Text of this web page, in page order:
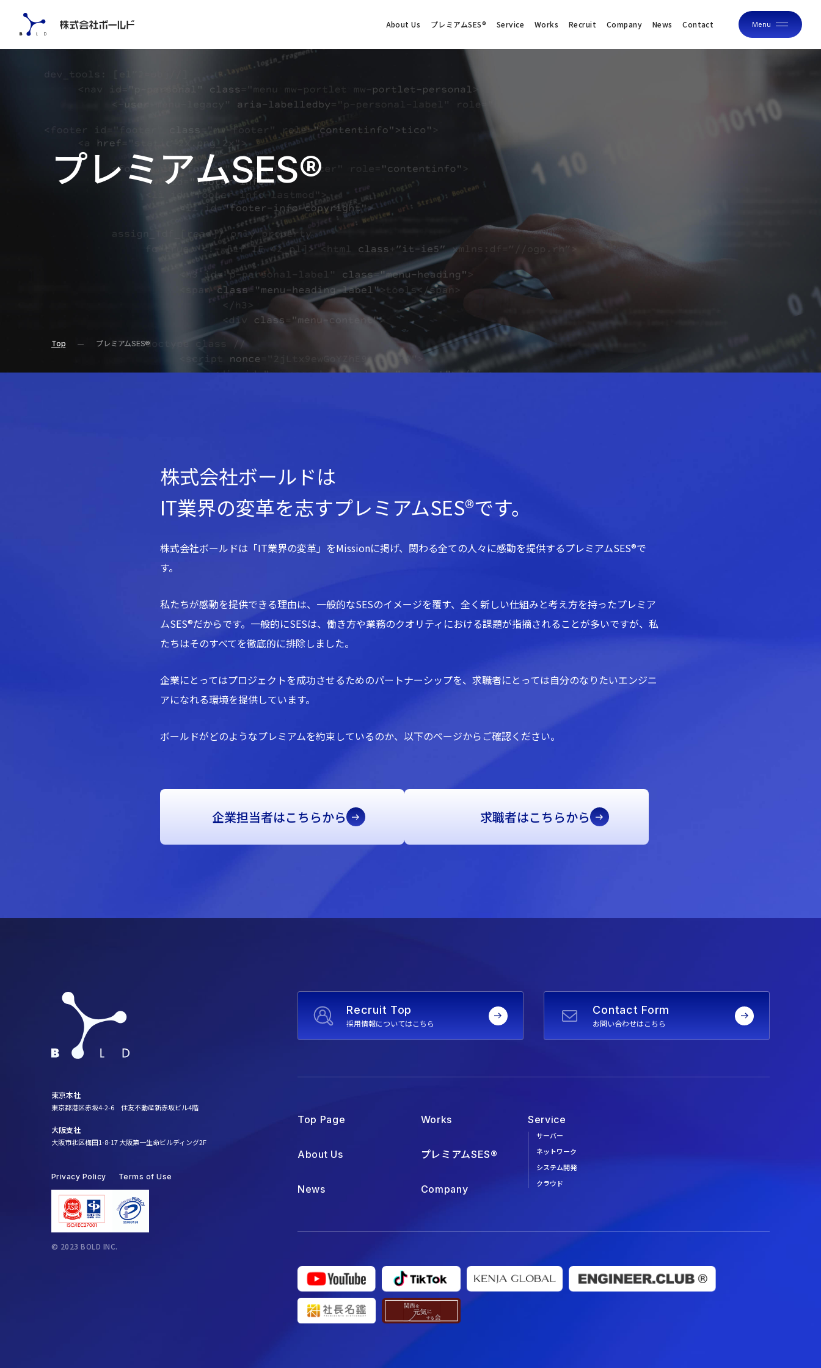
About Us プレミアムSES® Service Works Recruit Company News Contact
Menu
レ
ア
プレミ アムSES®
Top プレミアムSES®
株式会社ボールドは
IT業界の変革を志すプレミアムSES®です。
株式会社ボールドは「IT業界の変革」をMissionに掲げ、関わる全ての人々に感動を提供するプレミアムSES®で
す。
私たちが感動を提供できる理由は、一般的なSESのイメージを覆す、全く新しい仕組みと考え方を持ったプレミア
ムSES®だからです。一般的にSESは、働き方や業務のクオリティにおける課題が指摘されることが多いですが、私
たちはそのすべてを徹底的に排除しました。
企業にとってはプロジェクトを成功させるためのパートナーシップを、求職者にとっては自分のなりたいエンジニ
アになれる環境を提供しています。
ボールドがどのようなプレミアムを約束しているのか、以下のページからご確認ください。
企業担当者はこちらから 求職者はこちらから
Recruit Top
採用情報についてはこちら
Contact Form
お問い合わせはこちら
Top Page Works
About Us プレミアムSES®
News Company
Service
サーバー
ネットワーク
システム開発
クラウド
東京本社
東京都港区赤坂4-2-6 住友不動産新赤坂ビル4階
大阪支社
大阪市北区梅田1-8-17 大阪第一生命ビルディング2F
Privacy Policy Terms of Use
© 2023 BOLD INC.